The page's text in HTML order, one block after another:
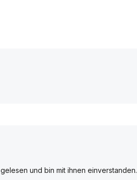
gelesen und bin mit ihnen einverstanden.